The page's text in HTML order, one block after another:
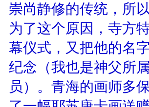
崇尚静修的传统，所
为了这个原因，寺方
幕仪式，又把他的名
纪念（我也是神父所
员）。青海的画师多